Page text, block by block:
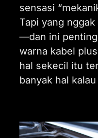
sensasi
Tapi yang
—dan ini
warna kabel
hal sekecil itu
banyak hal